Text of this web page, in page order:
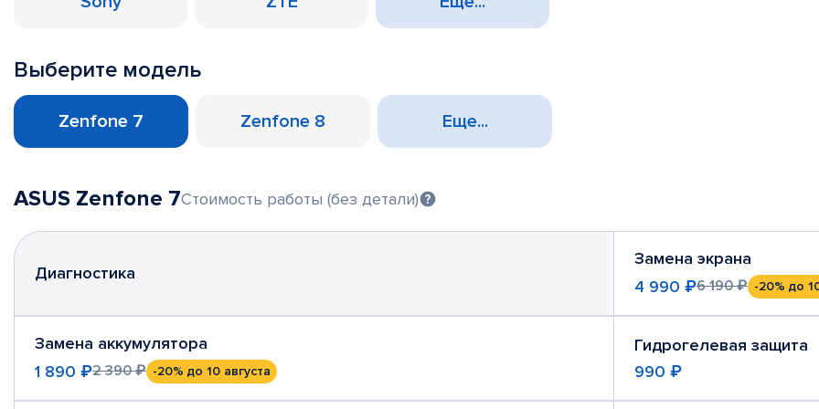
Выберите модель
Zenfone 7 Zenfone 8 Еще...
ASUS Zenfone 7Стоимость работы (без детали)
Диагностика
Замена экрана
4 990 ₽6 190 ₽ -20% до
Замена аккумулятора
1 890 ₽2 390 ₽ -20% до 10 августа
Гидрогелевая защита
990 ₽